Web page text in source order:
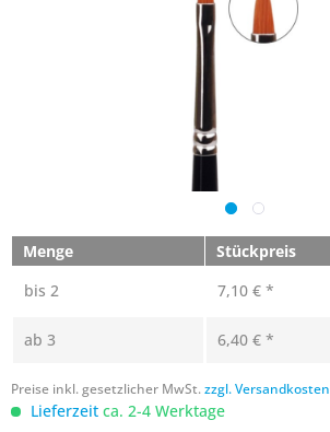
Menge
Stückpreis
bis 2 7,10 € *
ab 3 6,40 € *
Preise inkl. gesetzlicher MwSt.zzgl. Versandkosten
Lieferzeit ca. 2-4 Werktage